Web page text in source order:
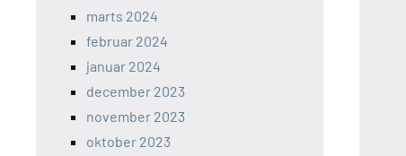
marts 2024
februar 2024
januar 2024
december 2023
november 2023
oktober 2023